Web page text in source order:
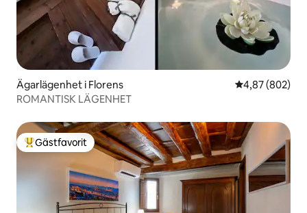
Ägarlägenhet i Florens 4,87 av 5 i
4,87 (802)
ROMANTISK LÄGENHET
Populär gästfavorit
Gästfavorit